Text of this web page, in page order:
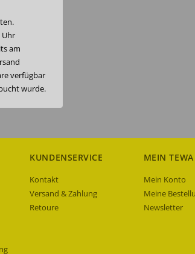
Uhr
am
verfügbar
wurde.
KUNDENSERVICE
Kontakt
Versand & Zahlung
Retoure
MEIN TEWA
Mein Konto
Meine
Newsletter